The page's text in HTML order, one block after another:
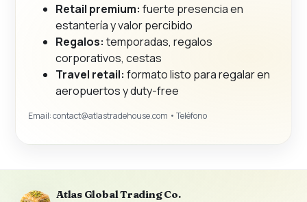
Retail premium: fuerte presencia en
estantería y valor percibido
Regalos: temporadas, regalos
corporativos, cestas
Travel retail: formato listo para regalar en
aeropuertos y duty-free
Email:contact@atlastradehouse.com • Teléfono
Atlas Global Trading Co.